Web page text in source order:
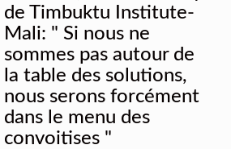
de Timbuktu Institute-
Mali: " Si nous ne
sommes pas autour de
la table des solutions,
nous serons forcément
dans le menu des
convoitises "